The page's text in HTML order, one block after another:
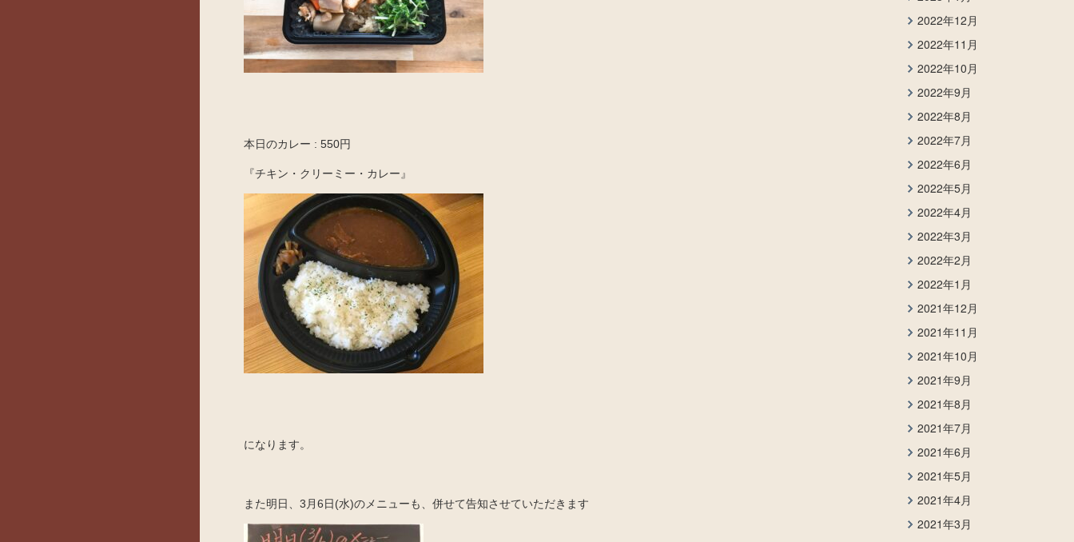
本日のカレー : 550円
『チキン・クリーミー・カレー』
になります。
また明日、3月6日(水)のメニューも、併せて告知させていただきます
2022年12月
2022年11月
2022年10月
2022年9月
2022年8月
2022年7月
2022年6月
2022年5月
2022年4月
2022年3月
2022年2月
2022年1月
2021年12月
2021年11月
2021年10月
2021年9月
2021年8月
2021年7月
2021年6月
2021年5月
2021年4月
2021年3月